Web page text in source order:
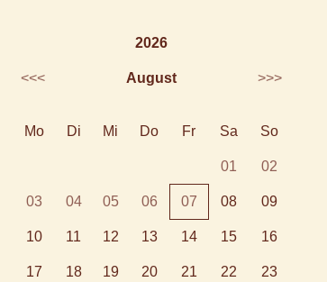
2026
<<< August >>>
Mo Di Mi Do Fr Sa So
01 02
03 04 05 06 07 08 09
10 11 12 13 14 15 16
17 18 19 20 21 22 23